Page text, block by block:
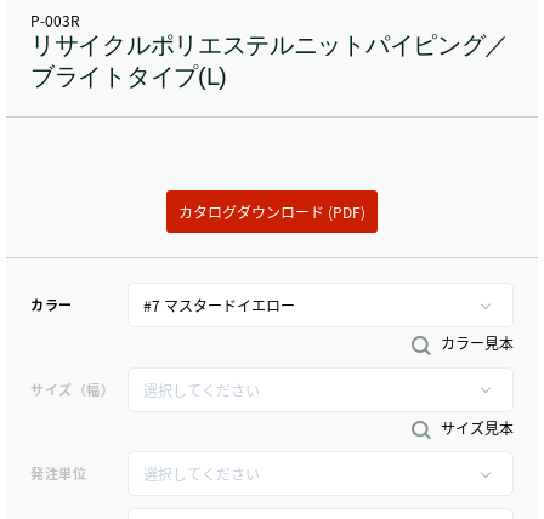
P-003R
リサイクルポリエステルニットパイピング／
ブライトタイプ(L)
カタログダウンロード (PDF)
カラー
カラー見本
サイズ（幅）
サイズ見本
発注単位